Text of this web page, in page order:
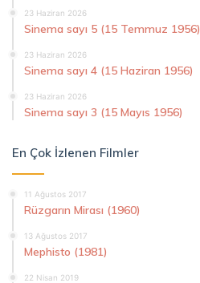
23 Haziran 2026
Sinema sayı 5 (15 Temmuz 1956)
23 Haziran 2026
Sinema sayı 4 (15 Haziran 1956)
23 Haziran 2026
Sinema sayı 3 (15 Mayıs 1956)
En Çok İzlenen Filmler
11 Ağustos 2017
Rüzgarın Mirası (1960)
13 Ağustos 2017
Mephisto (1981)
22 Nisan 2019